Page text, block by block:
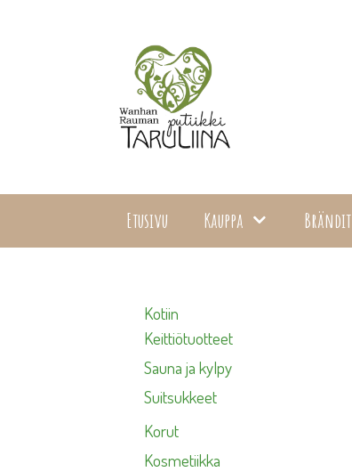
Etusivu Kauppa Brändit
Kotiin
Keittiötuotteet
Sauna ja kylpy
Suitsukkeet
Korut
Kosmetiikka